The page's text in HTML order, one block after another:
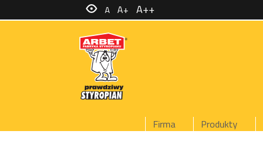
Firma Produkty
A A+ A++